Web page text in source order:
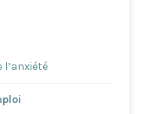
l’anxiété